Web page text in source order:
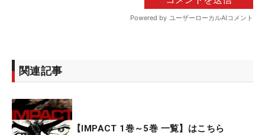
関連記事
【IMPACT 1巻～5巻 一覧】はこちら